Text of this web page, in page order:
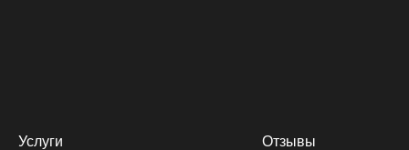
Услуги
Отзывы